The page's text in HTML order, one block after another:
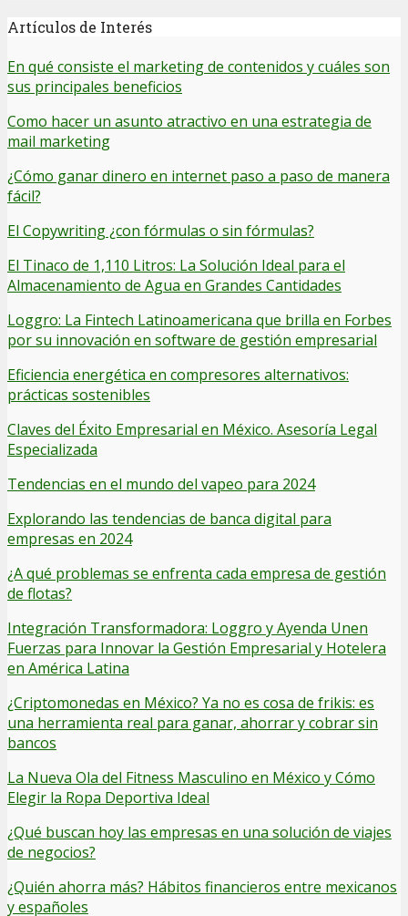
Artículos de Interés
En qué consiste el marketing de contenidos y cuáles son
sus principales beneficios
Como hacer un asunto atractivo en una estrategia de
mail marketing
¿Cómo ganar dinero en internet paso a paso de manera
fácil?
El Copywriting ¿con fórmulas o sin fórmulas?
El Tinaco de 1,110 Litros: La Solución Ideal para el
Almacenamiento de Agua en Grandes Cantidades
Loggro: La Fintech Latinoamericana que brilla en Forbes
por su innovación en software de gestión empresarial
Eficiencia energética en compresores alternativos:
prácticas sostenibles
Claves del Éxito Empresarial en México. Asesoría Legal
Especializada
Tendencias en el mundo del vapeo para 2024
Explorando las tendencias de banca digital para
empresas en 2024
¿A qué problemas se enfrenta cada empresa de gestión
de flotas?
Integración Transformadora: Loggro y Ayenda Unen
Fuerzas para Innovar la Gestión Empresarial y Hotelera
en América Latina
¿Criptomonedas en México? Ya no es cosa de frikis: es
una herramienta real para ganar, ahorrar y cobrar sin
bancos
La Nueva Ola del Fitness Masculino en México y Cómo
Elegir la Ropa Deportiva Ideal
¿Qué buscan hoy las empresas en una solución de viajes
de negocios?
¿Quién ahorra más? Hábitos financieros entre mexicanos
y españoles